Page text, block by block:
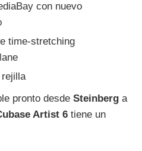
con nuevo
time-stretching
rejilla
pronto desde Steinberg a
Artist 6 tiene un